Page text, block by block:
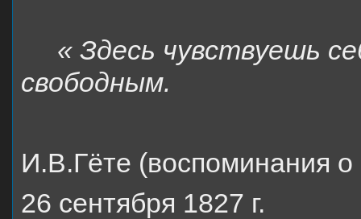
« Здесь чувствуешь
свободным.
И.В.Гёте (воспоминания о
26 сентября 1827 г.